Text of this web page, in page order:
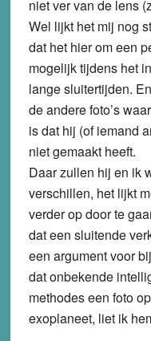
niet ver van de lens
Wel lijkt het mij nog
dat het hier om een
mogelijk tijdens het
lange sluitertijden.
de andere foto’s
is dat hij (of iemand
niet gemaakt heeft.
Daar zullen hij en ik
verschillen, het lijkt
verder op door te
dat een sluitende
een argument voor
dat onbekende
methodes een foto
exoplaneet, liet ik